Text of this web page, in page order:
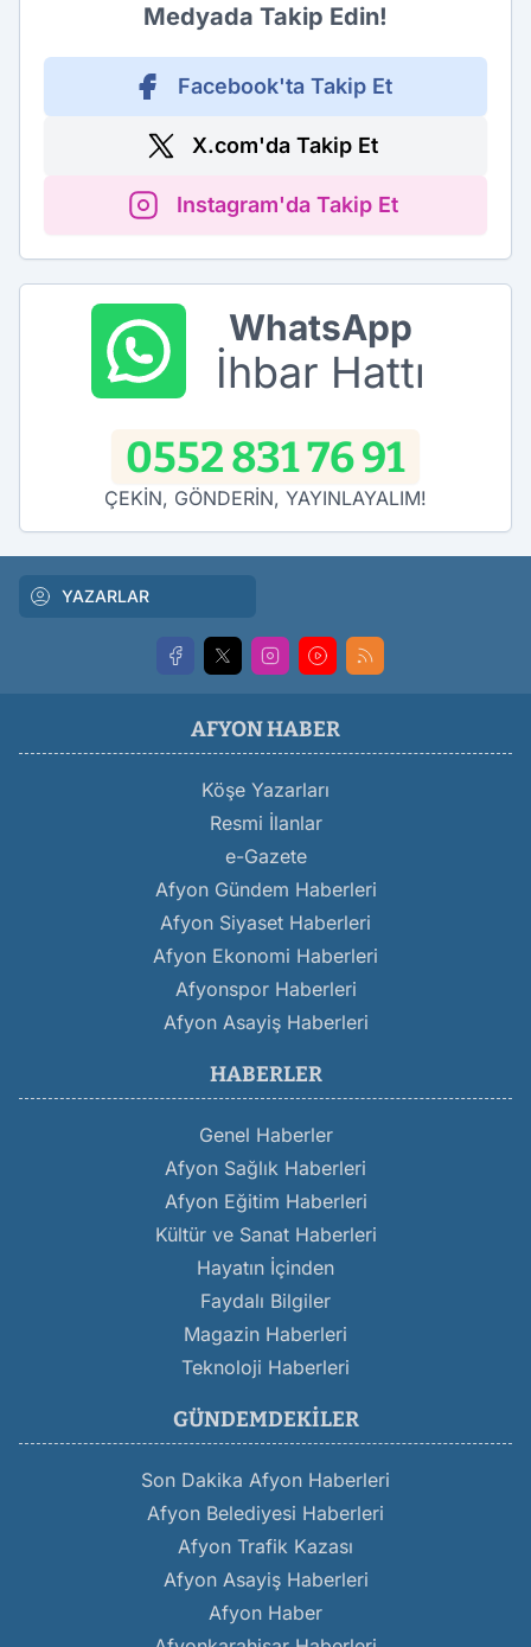
Medyada Takip Edin!
Facebook'ta Takip Et
X.com'da Takip Et
Instagram'da Takip Et
WhatsApp
İhbar Hattı
0552 831 76 91
ÇEKİN, GÖNDERİN, YAYINLAYALIM!
YAZARLAR
AFYON HABER
Köşe Yazarları
Resmi İlanlar
e-Gazete
Afyon Gündem Haberleri
Afyon Siyaset Haberleri
Afyon Ekonomi Haberleri
Afyonspor Haberleri
Afyon Asayiş Haberleri
HABERLER
Genel Haberler
Afyon Sağlık Haberleri
Afyon Eğitim Haberleri
Kültür ve Sanat Haberleri
Hayatın İçinden
Faydalı Bilgiler
Magazin Haberleri
Teknoloji Haberleri
GÜNDEMDEKILER
Son Dakika Afyon Haberleri
Afyon Belediyesi Haberleri
Afyon Trafik Kazası
Afyon Asayiş Haberleri
Afyon Haber